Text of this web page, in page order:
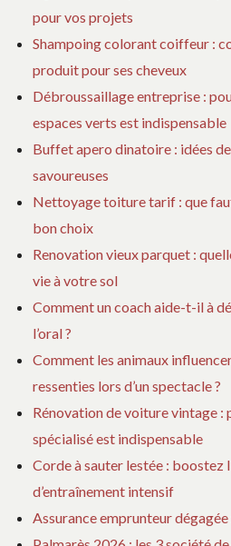
pour vos projets
Shampoing colorant coiffeur :
produit pour ses cheveux
Débroussaillage entreprise :
espaces verts est indispensable
Buffet apero dinatoire : idées
savoureuses
Nettoyage toiture tarif : que
bon choix
Renovation vieux parquet :
vie à votre sol
Comment un coach aide-t-il à
l’oral ?
Comment les animaux
ressenties lors d’un spectacle ?
Rénovation de voiture vintage :
spécialisé est indispensable
Corde à sauter lestée : boostez
d’entraînement intensif
Assurance emprunteur